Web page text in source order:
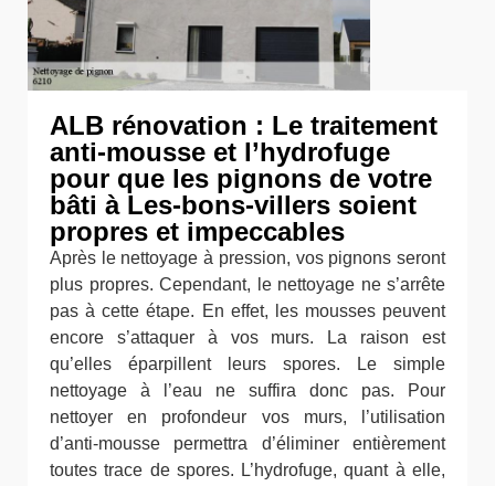
ALB rénovation : Le traitement
anti-mousse et l’hydrofuge
pour que les pignons de votre
bâti à Les-bons-villers soient
propres et impeccables
Après le nettoyage à pression, vos pignons seront
plus propres. Cependant, le nettoyage ne s’arrête
pas à cette étape. En effet, les mousses peuvent
encore s’attaquer à vos murs. La raison est
qu’elles éparpillent leurs spores. Le simple
nettoyage à l’eau ne suffira donc pas. Pour
nettoyer en profondeur vos murs, l’utilisation
d’anti-mousse permettra d’éliminer entièrement
toutes trace de spores. L’hydrofuge, quant à elle,